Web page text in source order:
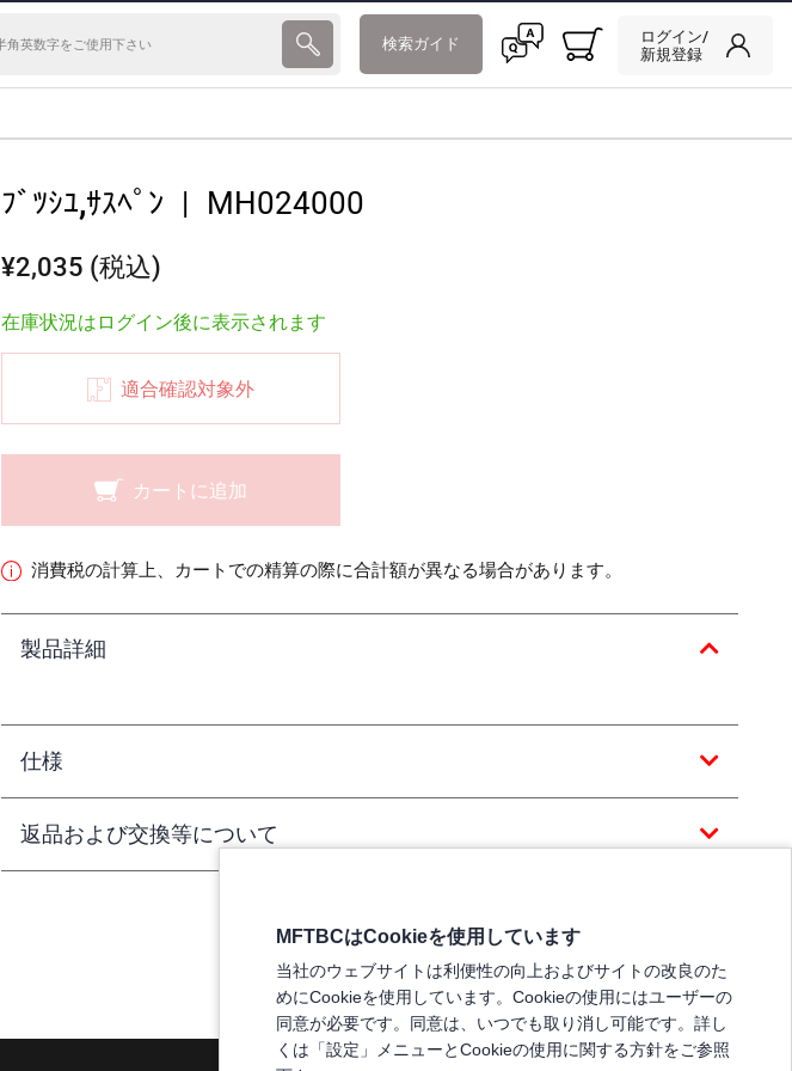
検索ガイド
ログイン/
新規登録
ﾌﾞﾂｼﾕ,ｻｽﾍﾟﾝ | MH024000
¥2,035 (税込)
在庫状況はログイン後に表示されます
適合確認対象外
カートに追加
消費税の計算上、カートでの精算の際に合計額が異なる場合があります。
製品詳細
仕様
返品および交換等について
MFTBCはCookieを使用しています
当社のウェブサイトは利便性の向上およびサイトの改良のた
めにCookieを使用しています。Cookieの使用にはユーザーの
同意が必要です。同意は、いつでも取り消し可能です。詳し
くは「設定」メニューとCookieの使用に関する方針をご参照